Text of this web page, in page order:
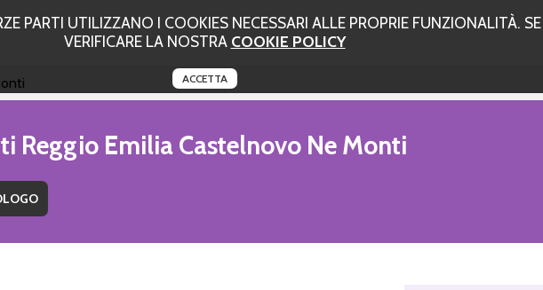
PARTI UTILIZZANO I COOKIES NECESSARI ALLE PROPRIE FUNZIONALITÀ.
VERIFICARE LA NOSTRA COOKIE POLICY
ACCETTA
Reggio Emilia Castelnovo Ne Monti